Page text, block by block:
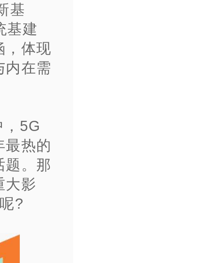
基
基建
，体现
内在需
5G
最热的
题。那
大影
?